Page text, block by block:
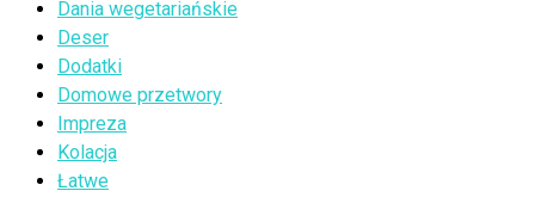
Dania wegetariańskie
Deser
Dodatki
Domowe przetwory
Impreza
Kolacja
Łatwe